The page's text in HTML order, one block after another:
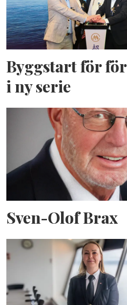
Byggstart för
i ny serie
Sven-Olof Brax